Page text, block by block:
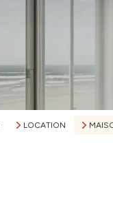
LOCATION